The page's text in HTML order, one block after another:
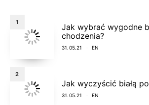
1
Jak wybrać wygodne
chodzenia?
31.05.21 EN
2
Jak wyczyścić białą
31.05.21 EN